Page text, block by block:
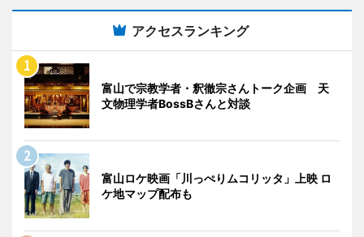
アクセスランキング
富山で宗教学者・釈徹宗さんトーク企画 天
文物理学者BossBさんと対談
富山ロケ映画「川っぺりムコリッタ」上映 ロ
ケ地マップ配布も